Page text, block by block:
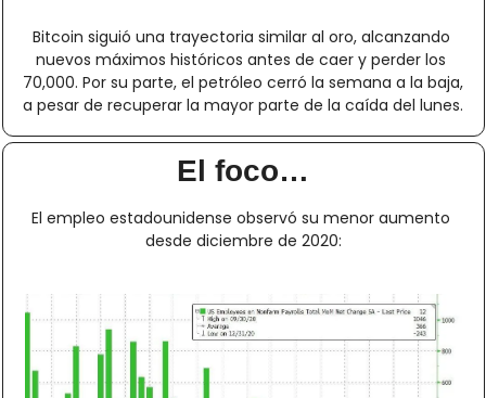
Bitcoin siguió una trayectoria similar al oro, alcanzando
nuevos máximos históricos antes de caer y perder los
70,000. Por su parte, el petróleo cerró la semana a la baja,
a pesar de recuperar la mayor parte de la caída del lunes.
El foco…
El empleo estadounidense observó su menor aumento
desde diciembre de 2020: